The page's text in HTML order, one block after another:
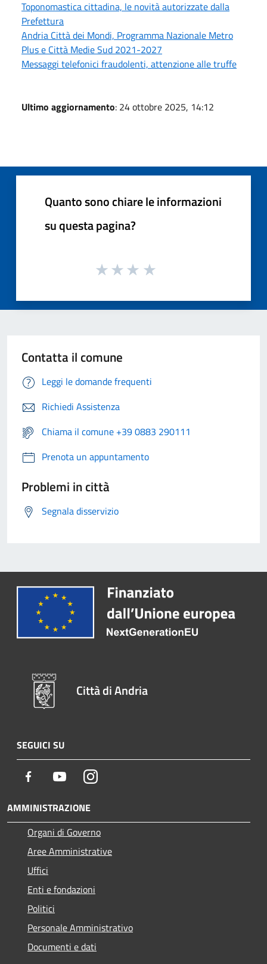
Toponomastica cittadina, le novità autorizzate dalla
Prefettura
Andria Città dei Mondi, Programma Nazionale Metro
Plus e Città Medie Sud 2021-2027
Messaggi telefonici fraudolenti, attenzione alle truffe
Ultimo aggiornamento: 24 ottobre 2025, 14:12
Quanto sono chiare le informazioni
su questa pagina?
Contatta il comune
Leggi le domande frequenti
Richiedi Assistenza
Chiama il comune +39 0883 290111
Prenota un appuntamento
Problemi in città
Segnala disservizio
Città di Andria
SEGUICI SU
Facebook YoutubeInstagram
AMMINISTRAZIONE
Organi di Governo
Aree Amministrative
Uffici
Enti e fondazioni
Politici
Personale Amministrativo
Documenti e dati